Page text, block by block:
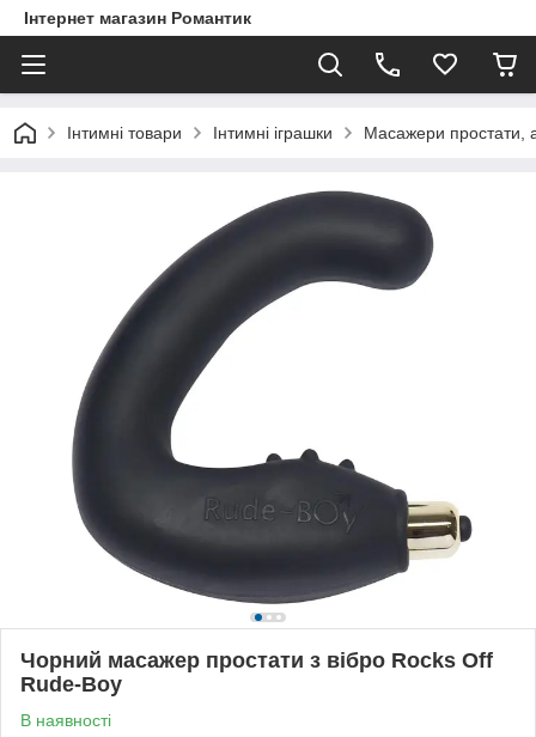
Інтернет магазин Романтик
Інтимні товари Інтимні іграшки Масажери простати,
Чорний масажер простати з вібро Rocks Off
Rude-Boy
В наявності